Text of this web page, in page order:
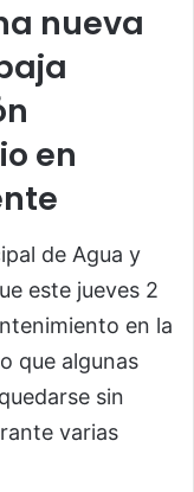
nueva
en
de Agua y
este jueves 2
en la
que algunas
sin
varias